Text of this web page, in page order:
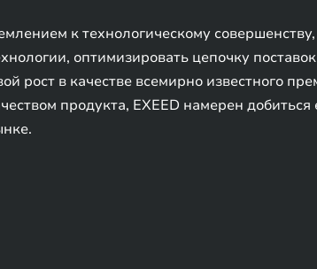
к технологическому
оптимизировать цепочку
рост в качестве всемирно известного
продукта, EXEED намерен добиться